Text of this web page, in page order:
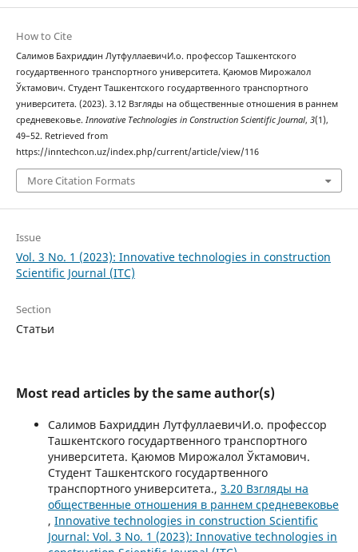
How to Cite
Салимов Бахриддин ЛутфуллаевичИ.о. профессор Ташкентского
государтвенного транспортного университета. Қаюмов Мирожалол
Ўктамович. Студент Ташкентского государтвенного транспортного
университета. (2023). 3.12 Взгляды на общественные отношения в раннем
средневековье. Innovative Technologies in Construction Scientific Journal, 3(1),
49–52. Retrieved from
https://inntechcon.uz/index.php/current/article/view/116
More Citation Formats
Issue
Vol. 3 No. 1 (2023): Innovative technologies in construction
Scientific Journal (ITC)
Section
Статьи
Most read articles by the same author(s)
Салимов Бахриддин ЛутфуллаевичИ.о. профессор
Ташкентского государтвенного транспортного
университета. Қаюмов Мирожалол Ўктамович.
Студент Ташкентского государтвенного
транспортного университета., 3.20 Взгляды на
общественные отношения в раннем средневековье
, Innovative technologies in construction Scientific
Journal: Vol. 3 No. 1 (2023): Innovative technologies in